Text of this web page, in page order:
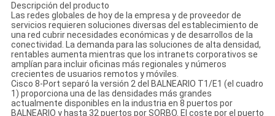
Descripción del producto
Las redes globales de hoy de la empresa y de proveedor de
servicios requieren soluciones diversas del establecimiento de
una red cubrir necesidades económicas y de desarrollos de la
conectividad. La demanda para las soluciones de alta densidad,
rentables aumenta mientras que los intranets corporativos se
amplían para incluir oficinas más regionales y números
crecientes de usuarios remotos y móviles.
Cisco 8-Port separó la versión 2 del BALNEARIO T1/E1 (el cuadro
1) proporciona una de las densidades más grandes
actualmente disponibles en la industria en 8 puertos por
BALNEARIO y hasta 32 puertos por SORBO. El coste por el puerto